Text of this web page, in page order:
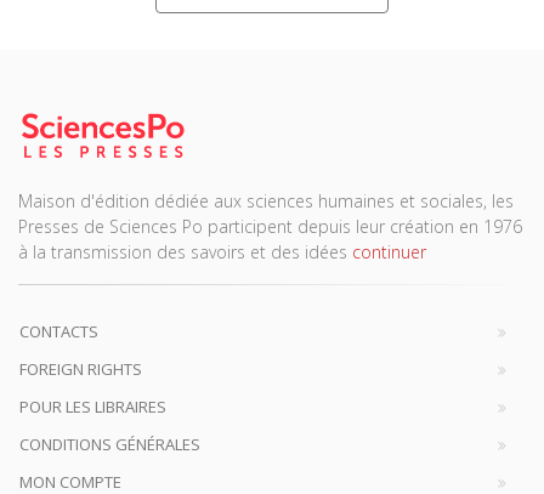
Maison d'édition dédiée aux sciences humaines et sociales, les
Presses de Sciences Po participent depuis leur création en 1976
à la transmission des savoirs et des idées continuer
CONTACTS
FOREIGN RIGHTS
POUR LES LIBRAIRES
CONDITIONS GÉNÉRALES
MON COMPTE